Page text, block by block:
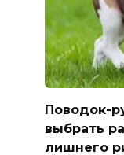
Поводок-
выбрать
лишнего